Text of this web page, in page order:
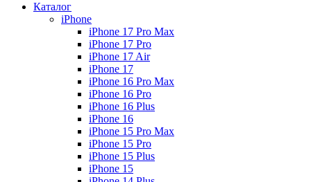
Каталог
iPhone
iPhone 17 Pro Max
iPhone 17 Pro
iPhone 17 Air
iPhone 17
iPhone 16 Pro Max
iPhone 16 Pro
iPhone 16 Plus
iPhone 16
iPhone 15 Pro Max
iPhone 15 Pro
iPhone 15 Plus
iPhone 15